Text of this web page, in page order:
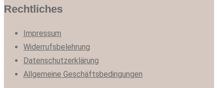
Rechtliches
Impressum
Widerrufsbelehrung
Datenschutzerklärung
Allgemeine Geschäftsbedingungen